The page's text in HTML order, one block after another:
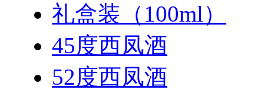
礼盒装（100ml）
45度西凤酒
52度西凤酒